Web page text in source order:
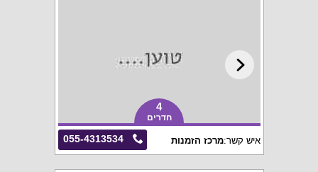
4
חדרים
055-4313534 איש קשר:מרכז הזמנות